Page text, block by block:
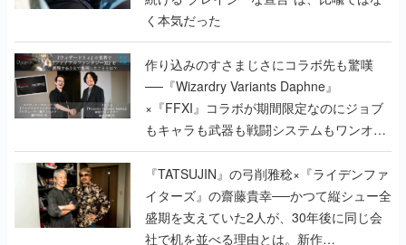
く本気だった
作り込みのすさまじさにコラボ先も驚嘆
──『Wizardry Variants Daphne』
×『FFXI』コラボが期間限定なのにジョブ
もキャラも武器も戦闘システムもワンオフ
で作り込まれた理由を両ディレクターに聞
く
『TATSUJIN』の弓削雅稔×『ライデンファ
イターズ』の齋藤貴幸──かつて縦シュー全
盛期を支えていた2人が、30年後に同じ会
社で机を並べる理由とは。新作